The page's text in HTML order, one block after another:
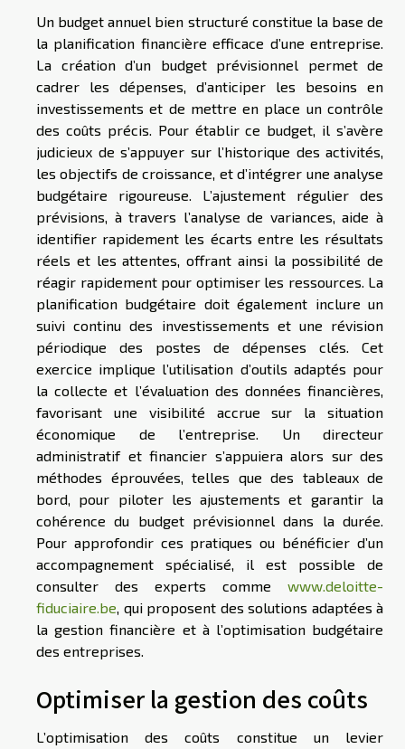
Un budget annuel bien structuré constitue la base de
la planification financière efficace d’une entreprise.
La création d’un budget prévisionnel permet de
cadrer les dépenses, d’anticiper les besoins en
investissements et de mettre en place un contrôle
des coûts précis. Pour établir ce budget, il s’avère
judicieux de s’appuyer sur l’historique des activités,
les objectifs de croissance, et d’intégrer une analyse
budgétaire rigoureuse. L’ajustement régulier des
prévisions, à travers l’analyse de variances, aide à
identifier rapidement les écarts entre les résultats
réels et les attentes, offrant ainsi la possibilité de
réagir rapidement pour optimiser les ressources. La
planification budgétaire doit également inclure un
suivi continu des investissements et une révision
périodique des postes de dépenses clés. Cet
exercice implique l’utilisation d’outils adaptés pour
la collecte et l’évaluation des données financières,
favorisant une visibilité accrue sur la situation
économique de l’entreprise. Un directeur
administratif et financier s’appuiera alors sur des
méthodes éprouvées, telles que des tableaux de
bord, pour piloter les ajustements et garantir la
cohérence du budget prévisionnel dans la durée.
Pour approfondir ces pratiques ou bénéficier d’un
accompagnement spécialisé, il est possible de
consulter des experts comme www.deloitte-
fiduciaire.be, qui proposent des solutions adaptées à
la gestion financière et à l’optimisation budgétaire
des entreprises.
Optimiser la gestion des coûts
L’optimisation des coûts constitue un levier